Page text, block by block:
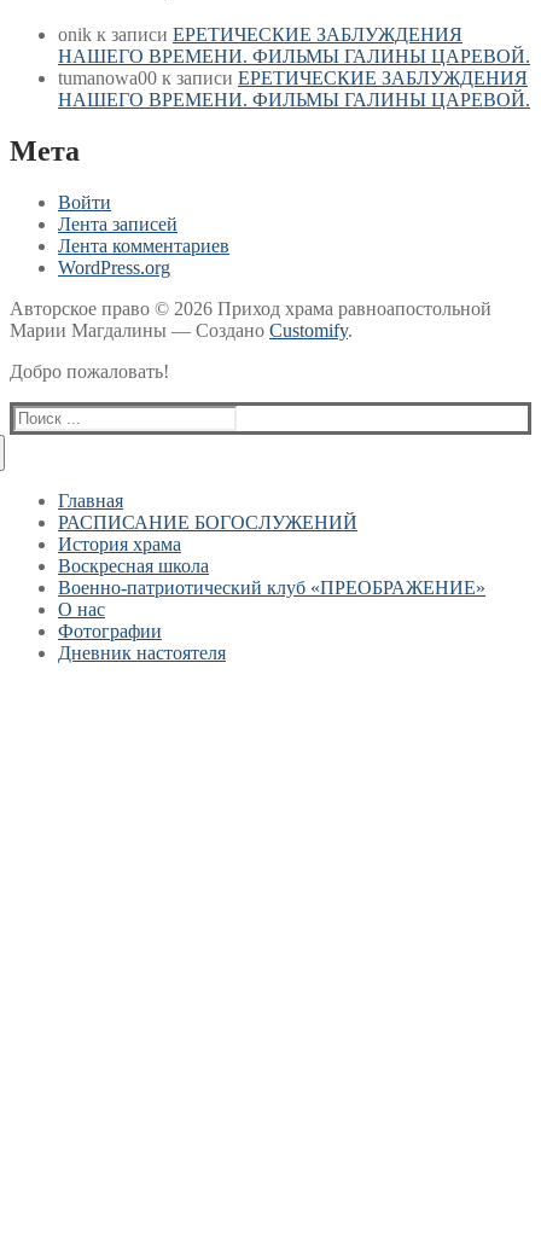
onik к записи ЕРЕТИЧЕСКИЕ ЗАБЛУЖДЕНИЯ
НАШЕГО ВРЕМЕНИ. ФИЛЬМЫ ГАЛИНЫ ЦАРЕВОЙ.
tumanowa00 к записи ЕРЕТИЧЕСКИЕ ЗАБЛУЖДЕНИЯ
НАШЕГО ВРЕМЕНИ. ФИЛЬМЫ ГАЛИНЫ ЦАРЕВОЙ.
Мета
Войти
Лента записей
Лента комментариев
WordPress.org
Авторское право © 2026 Приход храма равноапостольной
Марии Магдалины — Создано Customify.
Добро пожаловать!
Найти:
Главная
РАСПИСАНИЕ БОГОСЛУЖЕНИЙ
История храма
Воскресная школа
Военно-патриотический клуб «ПРЕОБРАЖЕНИЕ»
О нас
Фотографии
Дневник настоятеля